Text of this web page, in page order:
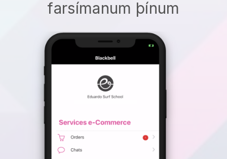
farsímanum þínum